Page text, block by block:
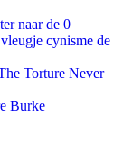
naar de 0
cynisme de
Torture Never
Burke